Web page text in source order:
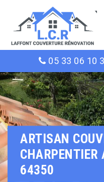
05 33 06 10
ARTISAN
CHARPENTIER
64350